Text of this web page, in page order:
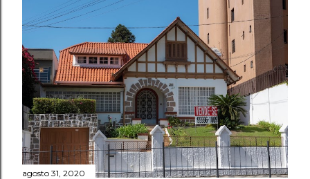
agosto 31, 2020